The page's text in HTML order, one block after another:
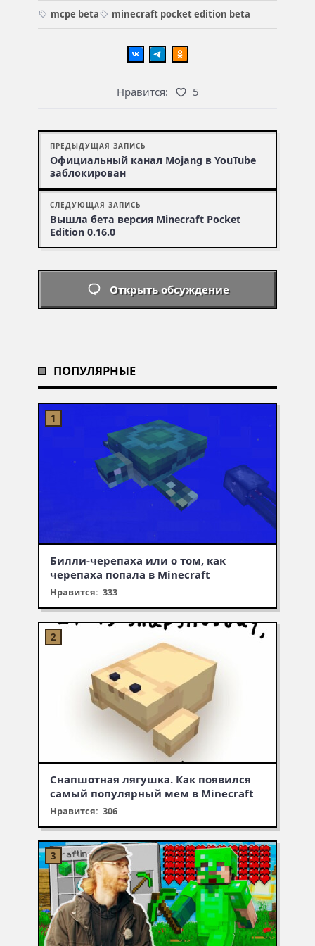
mcpe beta minecraft pocket edition beta
Нравится: 5
ПРЕДЫДУЩАЯ ЗАПИСЬ
Официальный канал Mojang в YouTube
заблокирован
СЛЕДУЮЩАЯ ЗАПИСЬ
Вышла бета версия Minecraft Pocket
Edition 0.16.0
Открыть обсуждение
ПОПУЛЯРНЫЕ
Билли-черепаха или о том, как
черепаха попала в Minecraft
Нравится: 333
Снапшотная лягушка. Как появился
самый популярный мем в Minecraft
Нравится: 306